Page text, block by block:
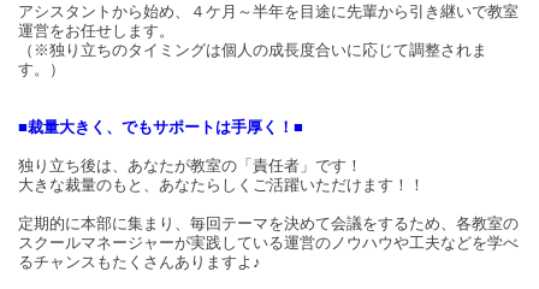
アシスタントから始め、４ケ月～半年を目途に先輩から引き継いで教室
運営をお任せします。
（※独り立ちのタイミングは個人の成長度合いに応じて調整されま
す。）
■裁量大きく、でもサポートは手厚く！■
独り立ち後は、あなたが教室の「責任者」です！
大きな裁量のもと、あなたらしくご活躍いただけます！！
定期的に本部に集まり、毎回テーマを決めて会議をするため、各教室の
スクールマネージャーが実践している運営のノウハウや工夫などを学べ
るチャンスもたくさんありますよ♪